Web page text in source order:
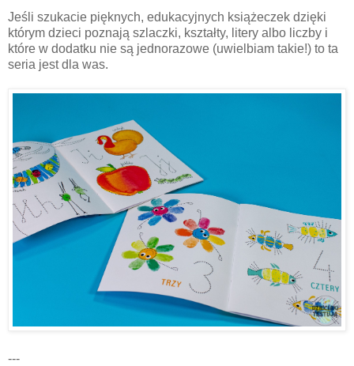
Jeśli szukacie pięknych, edukacyjnych książeczek dzięki
którym dzieci poznają szlaczki, kształty, litery albo liczby i
które w dodatku nie są jednorazowe (uwielbiam takie!) to ta
seria jest dla was.
---